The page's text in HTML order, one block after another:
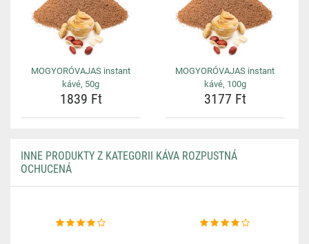
MOGYORÓVAJAS instant
kávé, 50g
1839 Ft
MOGYORÓVAJAS instant
kávé, 100g
3177 Ft
INNE PRODUKTY Z KATEGORII KÁVA ROZPUSTNÁ
OCHUCENÁ